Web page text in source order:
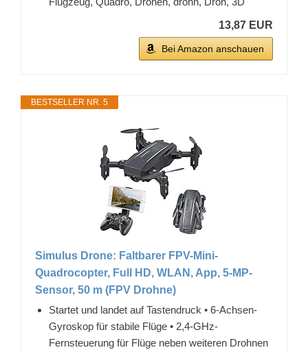
13,87 EUR
Bei Amazon anschauen
BESTSELLER NR. 5
Simulus Drone: Faltbarer FPV-Mini-
Quadrocopter, Full HD, WLAN, App, 5-MP-
Sensor, 50 m (FPV Drohne)
Startet und landet auf Tastendruck • 6-Achsen-
Gyroskop für stabile Flüge • 2,4-GHz-
Fernsteuerung für Flüge neben weiteren Drohnen